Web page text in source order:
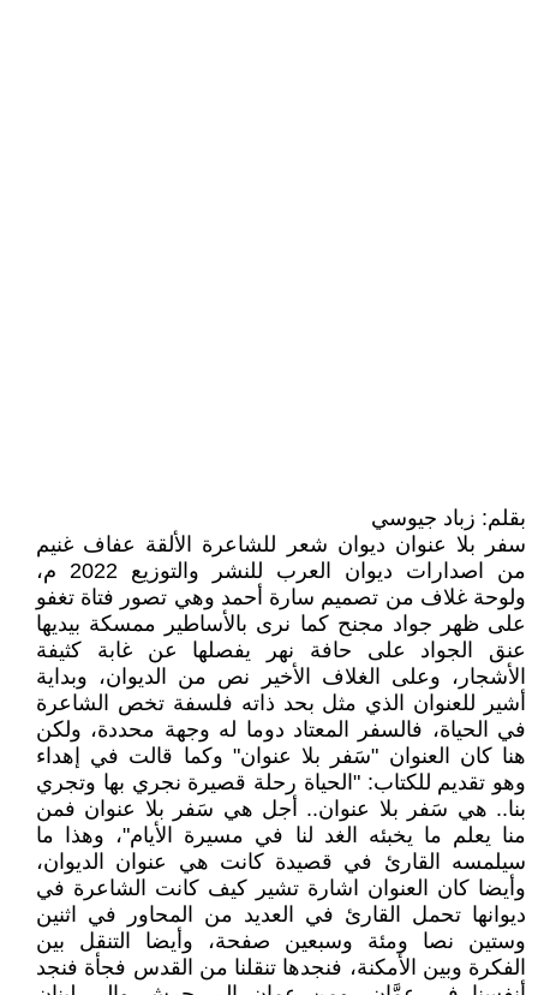
بقلم: زباد جيوسي
سفر بلا عنوان ديوان شعر للشاعرة الألقة عفاف غنيم
من اصدارات ديوان العرب للنشر والتوزيع 2022 م،
ولوحة غلاف من تصميم سارة أحمد وهي تصور فتاة تغفو
على ظهر جواد مجنح كما نرى بالأساطير ممسكة بيديها
عنق الجواد على حافة نهر يفصلها عن غابة كثيفة
الأشجار، وعلى الغلاف الأخير نص من الديوان، وبداية
أشير للعنوان الذي مثل بحد ذاته فلسفة تخص الشاعرة
في الحياة، فالسفر المعتاد دوما له وجهة محددة، ولكن
هنا كان العنوان "سَفر بلا عنوان" وكما قالت في إهداء
وهو تقديم للكتاب: "الحياة رحلة قصيرة نجري بها وتجري
بنا.. هي سَفر بلا عنوان.. أجل هي سَفر بلا عنوان فمن
منا يعلم ما يخبئه الغد لنا في مسيرة الأيام"، وهذا ما
سيلمسه القارئ في قصيدة كانت هي عنوان الديوان،
وأيضا كان العنوان اشارة تشير كيف كانت الشاعرة في
ديوانها تحمل القارئ في العديد من المحاور في اثنين
وستين نصا ومئة وسبعين صفحة، وأيضا التنقل بين
الفكرة وبين الأمكنة، فنجدها تنقلنا من القدس فجأة فنجد